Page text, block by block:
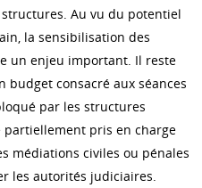
Au vu du potentiel
la sensibilisation des
un enjeu important. Il reste
budget consacré aux séances
par les structures
pris en charge
médiations civiles ou pénales
les autorités judiciaires.